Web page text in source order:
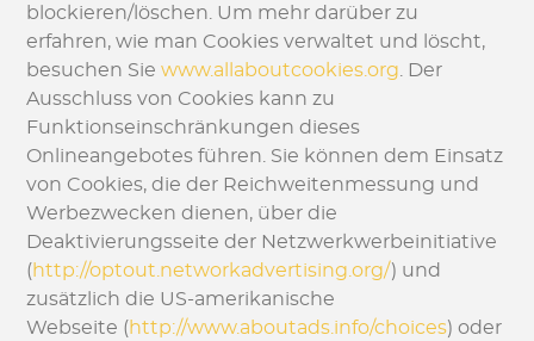
blockieren/löschen. Um mehr darüber zu
erfahren, wie man Cookies verwaltet und löscht,
besuchen Siewww.allaboutcookies.org . Der
Ausschluss von Cookies kann zu
Funktionseinschränkungen dieses
Onlineangebotes führen. Sie können dem Einsatz
von Cookies, die der Reichweitenmessung und
Werbezwecken dienen, über die
Deaktivierungsseite der Netzwerkwerbeinitiative
(http://optout.networkadvertising.org/) und
zusätzlich die US-amerikanische
Webseite (http://www.aboutads.info/choices) oder